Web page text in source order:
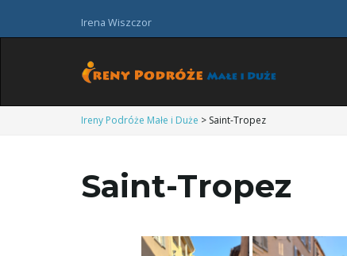
Irena Wiszczor
Ireny Podróże Małe i Duże > Saint-Tropez
Saint-Tropez